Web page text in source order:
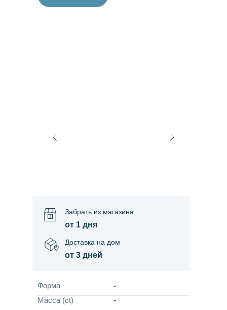
от 3 дней
Доставка на дом
от 1 дня
Забрать из магазина
Форма
-
Масса (ct)
-